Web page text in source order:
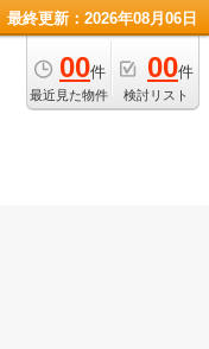
最終更新：2026年08月06日
00件
最近見た物件
00件
検討リスト